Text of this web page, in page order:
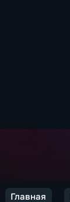
Главная